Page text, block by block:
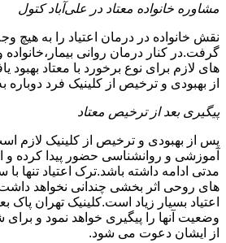
مشاوره خانواده معتاد در علی‌آباد کتول
نقش خانواده در درمان اعتیاد را به هیچ
گرفت.در کنار درمان روانی بیمار،خانواده
های لازم برای نوع برخورد با معتاد بهبود
از بهبودی و ترخیص از کلینیک فرد دوباره
پیگیری بعد از ترخیص معتاد
پس از بهبودی و ترخیص از کلینیک لازم
آموزشی و روانشناسی حضور پیدا کرده و
مدتی ادامه داشته باشد.ترک اعتیاد تنها
های روحی اثر بخشی چندانی نخواهد
اعتیاد بسیار زیاد است.کلینیک تهران پاک
وضعیت آنها را پیگیری خواهد نمود و
از ایشان دعوت می شود.